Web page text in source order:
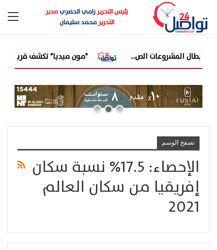
رئيس التحريررامي الحضريمدير
التحريرمحمد سليمان
"مون ميديا" تكشف قريبًا عن أحدث
تصفح الوسم
الإحصاء: 17.5% نسبة سكان
إفريقيا من سكان العالم
2021